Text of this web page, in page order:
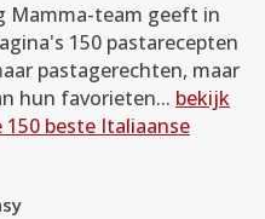
Mamma-team geeft in
150 pastarecepten
pastagerechten, maar
hun favorieten... bekijk
beste Italiaanse